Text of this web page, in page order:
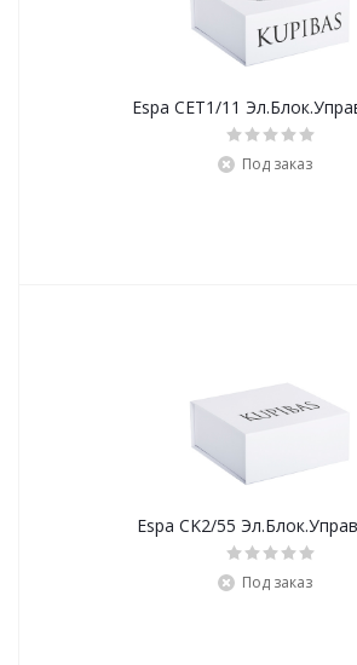
Espa CET1/11
Под заказ
Espa CK2/55
Под заказ